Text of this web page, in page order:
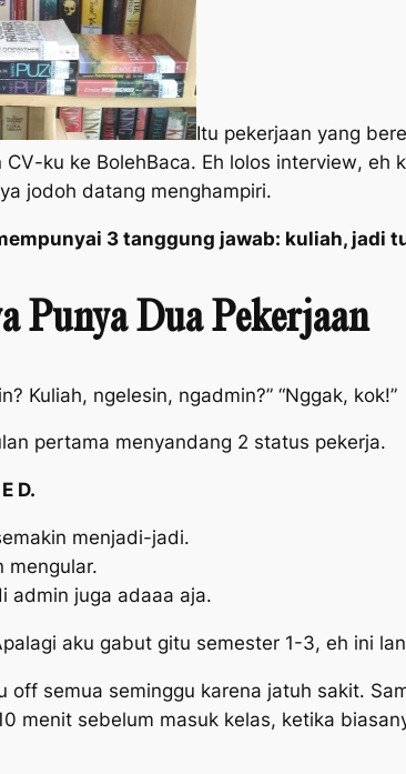
Itu pekerjaan yang
CV-ku ke BolehBaca. Eh lolos interview, eh
jodoh datang menghampiri.
3 tanggung jawab: kuliah, jadi
Punya Dua Pekerjaan
Kuliah, ngelesin, ngadmin?” “Nggak, kok!”
pertama menyandang 2 status pekerja.
D.
menjadi-jadi.
mengular.
admin juga adaaa aja.
aku gabut gitu semester 1-3, eh ini
off semua seminggu karena jatuh sakit.
menit sebelum masuk kelas, ketika